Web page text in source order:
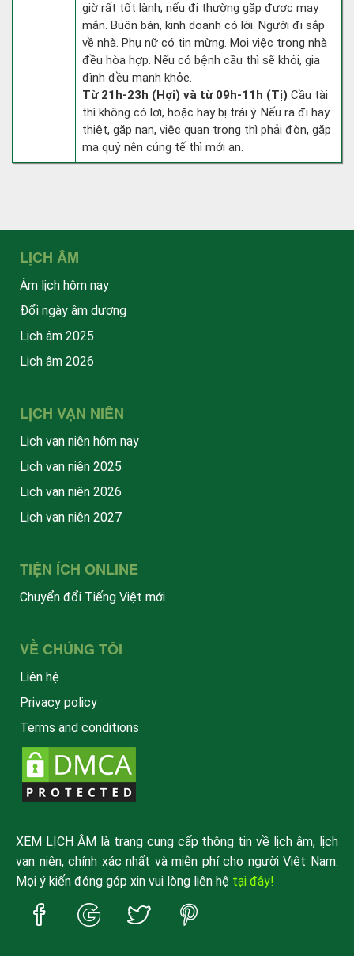
giờ rất tốt lành, nếu đi thường gặp được may
mắn. Buôn bán, kinh doanh có lời. Người đi sắp
về nhà. Phụ nữ có tin mừng. Mọi việc trong nhà
đều hòa hợp. Nếu có bệnh cầu thì sẽ khỏi, gia
đình đều mạnh khỏe.
Từ 21h-23h (Hợi) và từ 09h-11h (Tị) Cầu tài
thì không có lợi, hoặc hay bị trái ý. Nếu ra đi hay
thiệt, gặp nạn, việc quan trọng thì phải đòn, gặp
ma quỷ nên cúng tế thì mới an.
LỊCH ÂM
Âm lịch hôm nay
Đổi ngày âm dương
Lịch âm 2025
Lịch âm 2026
LỊCH VẠN NIÊN
Lịch vạn niên hôm nay
Lịch vạn niên 2025
Lịch vạn niên 2026
Lịch vạn niên 2027
TIỆN ÍCH ONLINE
Chuyển đổi Tiếng Việt mới
VỀ CHÚNG TÔI
Liên hệ
Privacy policy
Terms and conditions
XEM LỊCH ÂM là trang cung cấp thông tin về lịch âm, lịch
vạn niên, chính xác nhất và miễn phí cho người Việt Nam.
Mọi ý kiến đóng góp xin vui lòng liên hệ tại đây!
Trang
Facebook
Trang
Google
Trang
Twitter
Trang
Pinterest